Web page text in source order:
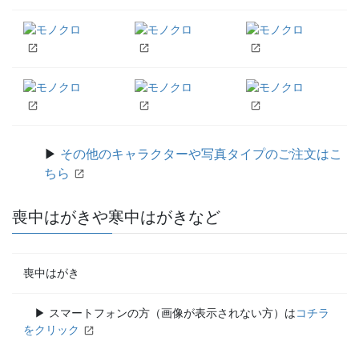
▶ その他のキャラクターや写真タイプのご注文はこ
ちら
喪中はがきや寒中はがきなど
喪中はがき
▶ スマートフォンの方（画像が表示されない方）はコチラ
をクリック